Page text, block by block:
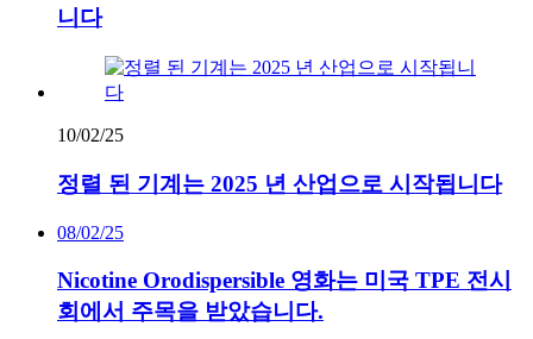
니다
10/02/25
정렬 된 기계는 2025 년 산업으로 시작됩니다
08/02/25
Nicotine Orodispersible 영화는 미국 TPE 전시
회에서 주목을 받았습니다.